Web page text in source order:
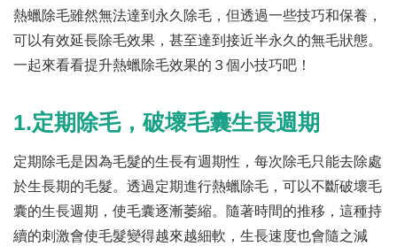
熱蠟除毛雖然無法達到永久除毛，但透過一些技巧和保養，
可以有效延長除毛效果，甚至達到接近半永久的無毛狀態。
一起來看看提升熱蠟除毛效果的３個小技巧吧！
1.定期除毛，破壞毛囊生長週期
定期除毛是因為毛髮的生長有週期性，每次除毛只能去除處
於生長期的毛髮。透過定期進行熱蠟除毛，可以不斷破壞毛
囊的生長週期，使毛囊逐漸萎縮。隨著時間的推移，這種持
續的刺激會使毛髮變得越來越細軟，生長速度也會隨之減